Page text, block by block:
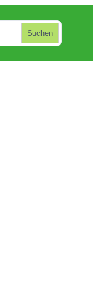
Suchen